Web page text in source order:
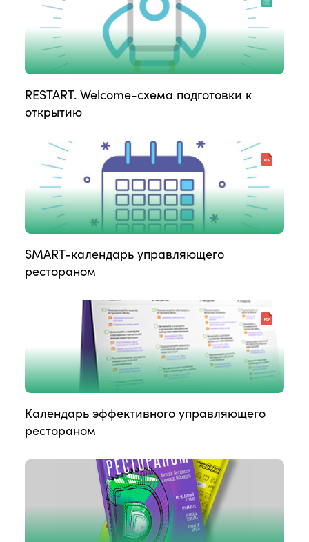
RESTART. Welcome-схема подготовки к
открытию
SMART-календарь управляющего
рестораном
Календарь эффективного управляющего
рестораном